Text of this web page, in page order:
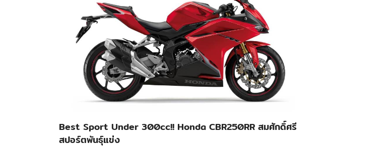
Best Sport Under 300cc!! Honda CBR250RR สมศักดิ์ศรี
สปอร์ตพันธุ์แข่ง